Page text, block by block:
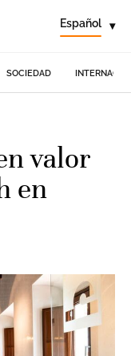
Español ▾
SOCIEDAD
valor
en